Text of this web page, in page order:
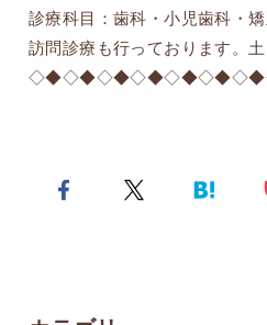
診療科目：歯科・小児歯科・
訪問診療も行っております。土